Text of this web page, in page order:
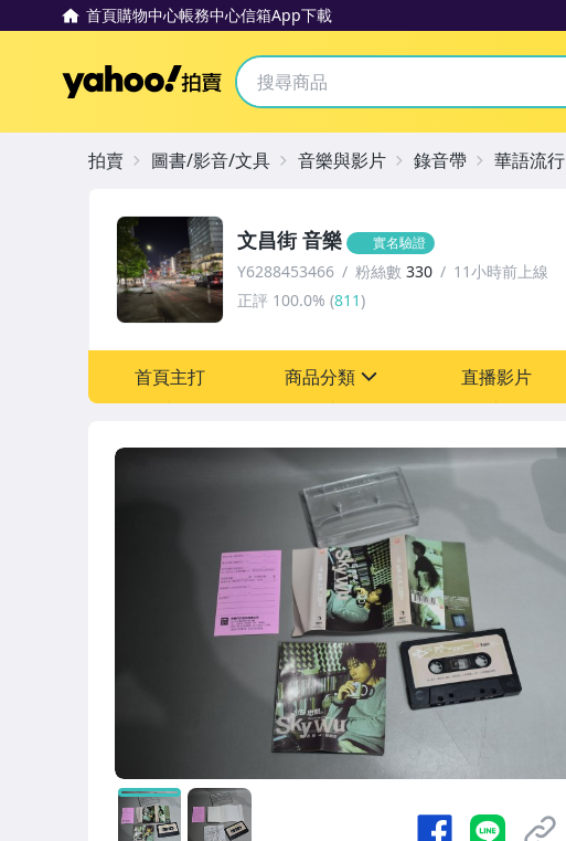
首頁購物中心帳務中心信箱App下載
Yahoo拍賣
文昌街 音樂 實名驗證
Y6288453466 粉絲數 330
11小時前上線
正評 100.0% (811)
首頁主打 商品分類 直播影片
拍賣 圖書/影音/文具 音樂與影片 錄音帶 華語流行